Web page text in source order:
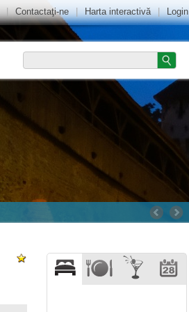
Login
| Contactaţi-ne | Harta interactivă |